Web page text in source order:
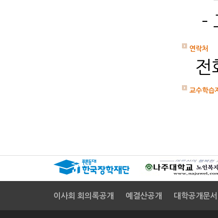
-
연락처
교수학습
이사회 회의록공개 예결산공개 대학공개문서